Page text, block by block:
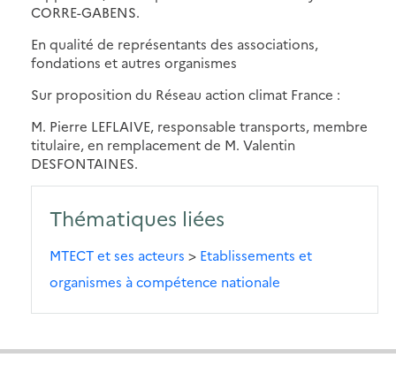
CORRE-GABENS.
En qualité de représentants des associations,
fondations et autres organismes
Sur proposition du Réseau action climat France :
M. Pierre LEFLAIVE, responsable transports, membre
titulaire, en remplacement de M. Valentin
DESFONTAINES.
Thématiques liées
MTECT et ses acteurs > Etablissements et
organismes à compétence nationale